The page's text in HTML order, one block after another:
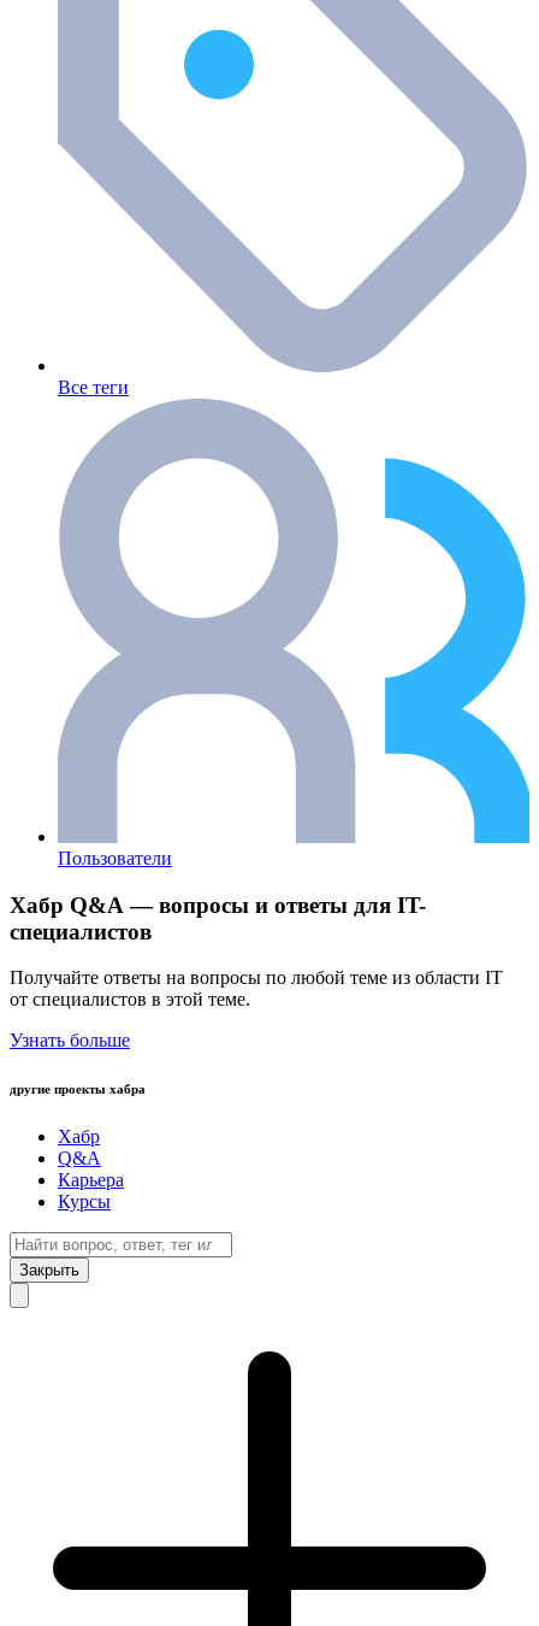
Все теги
Пользователи
Хабр Q&A — вопросы и ответы для IT-
специалистов
Получайте ответы на вопросы по любой теме из области IT
от специалистов в этой теме.
Узнать больше
другие проекты хабра
Хабр
Q&A
Карьера
Курсы
Закрыть